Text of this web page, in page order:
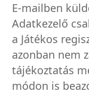
E-mailben
Adatkezelő
a Játékos
azonban nem
tájékoztatás
módon is